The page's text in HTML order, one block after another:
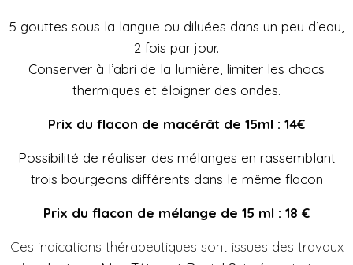
5 gouttes sous la langue ou diluées dans un peu d’eau,
2 fois par jour.
Conserver à l’abri de la lumière, limiter les chocs
thermiques et éloigner des ondes.
Prix du flacon de macérât de 15ml : 14€
Possibilité de réaliser des mélanges en rassemblant
trois bourgeons différents dans le même flacon
Prix du flacon de mélange de 15 ml : 18 €
Ces indications thérapeutiques sont issues des travaux